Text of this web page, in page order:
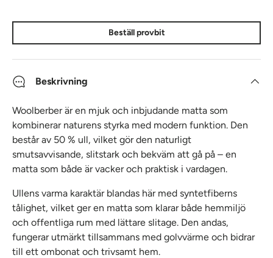
Beställ provbit
Beskrivning
Woolberber är en mjuk och inbjudande matta som
kombinerar naturens styrka med modern funktion. Den
består av 50 % ull, vilket gör den naturligt
smutsavvisande, slitstark och bekväm att gå på – en
matta som både är vacker och praktisk i vardagen.
Ullens varma karaktär blandas här med syntetfiberns
tålighet, vilket ger en matta som klarar både hemmiljö
och offentliga rum med lättare slitage. Den andas,
fungerar utmärkt tillsammans med golvvärme och bidrar
till ett ombonat och trivsamt hem.